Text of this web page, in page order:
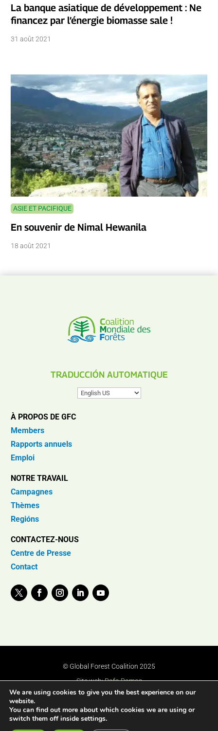
La banque asiatique de développement : Ne
financez par l’énergie biomasse sale !
31 août 2021
ASIE ET PACIFIQUE
En souvenir de Nimal Hewanila
18 août 2021
TRADUCCIÓN AUTOMATIQUE
À PROPOS DE GFC
Members
Rapports annuels
Emploi
NOTRE TRAVAIL
Campagnes
Thèmes
Regións
CONTACTEZ-NOUS
Centre de Presse
Contact
© Global Forest Coalition 2025
Site web:Rafa Ramos
We are using cookies to give you the best experience on our
website.
You can find out more about which cookies we are using or
switch them off inside settings.